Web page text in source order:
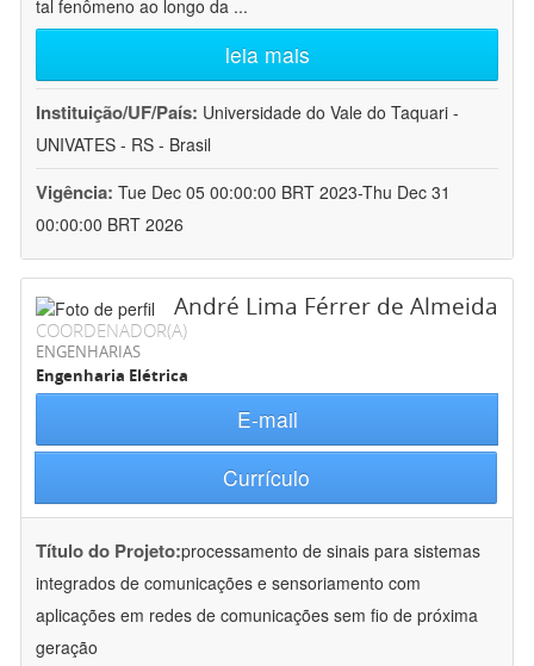
tal fenômeno ao longo da ...
leia mais
Instituição/UF/País: Universidade do Vale do Taquari -
UNIVATES - RS - Brasil
Vigência: Tue Dec 05 00:00:00 BRT 2023-Thu Dec 31
00:00:00 BRT 2026
André Lima Férrer de Almeida
COORDENADOR(A)
ENGENHARIAS
Engenharia Elétrica
E-mail
Currículo
Título do Projeto:processamento de sinais para sistemas
integrados de comunicações e sensoriamento com
aplicações em redes de comunicações sem fio de próxima
geração